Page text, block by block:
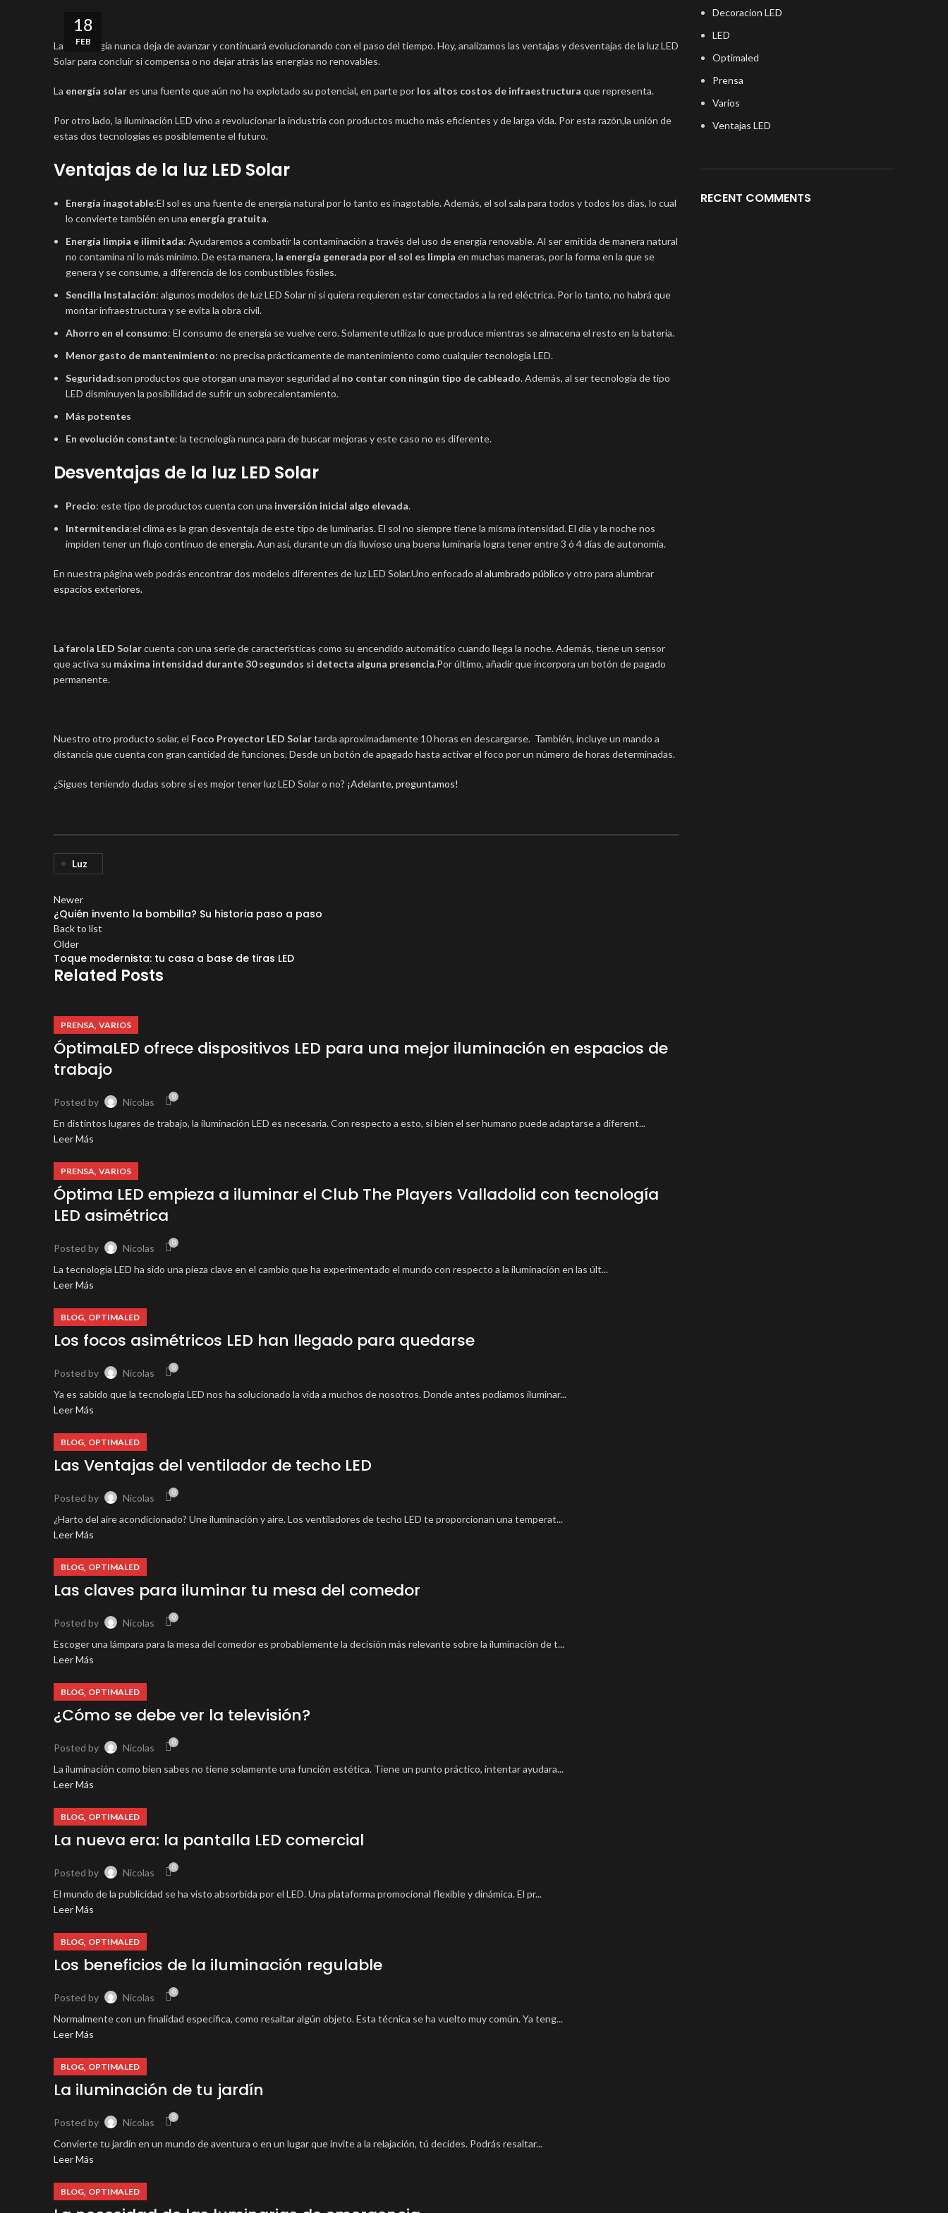
18
FEB
La tecnología nunca deja de avanzar y continuará evolucionando con el paso del tiempo. Hoy, analizamos las ventajas y desventajas de la luz LED
Solar para concluir si compensa o no dejar atrás las energías no renovables.
La energía solares una fuente que aún no ha explotado su potencial, en parte por los altos costos de infraestructura que representa.
Por otro lado, la iluminación LED vino a revolucionar la industria con productos mucho más eficientes y de larga vida. Por esta razón,la unión de
estas dos tecnologías es posiblemente el futuro.
Ventajas de la luz LED Solar
Energía inagotable:El sol es una fuente de energía natural por lo tanto es inagotable. Además, el sol sala para todos y todos los días, lo cual
lo convierte también en una energía gratuita.
Energía limpia e ilimitada: Ayudaremos a combatir la contaminación a través del uso de energía renovable. Al ser emitida de manera natural
no contamina ni lo más mínimo. De esta manera, la energía generada por el sol es limpia en muchas maneras, por la forma en la que se
genera y se consume, a diferencia de los combustibles fósiles.
Sencilla Instalación: algunos modelos de luz LED Solar ni si quiera requieren estar conectados a la red eléctrica. Por lo tanto, no habrá que
montar infraestructura y se evita la obra civil.
Ahorro en el consumo: El consumo de energía se vuelve cero. Solamente utiliza lo que produce mientras se almacena el resto en la batería.
Menor gasto de mantenimiento: no precisa prácticamente de mantenimiento como cualquier tecnología LED.
Seguridad:son productos que otorgan una mayor seguridad al no contar con ningún tipo de cableado. Además, al ser tecnología de tipo
LED disminuyen la posibilidad de sufrir un sobrecalentamiento.
Más potentes
En evolución constante: la tecnología nunca para de buscar mejoras y este caso no es diferente.
Desventajas de la luz LED Solar
Precio: este tipo de productos cuenta con una inversión inicial algo elevada.
Intermitencia:el clima es la gran desventaja de este tipo de luminarias. El sol no siempre tiene la misma intensidad. El día y la noche nos
impiden tener un flujo continuo de energía. Aun así, durante un día lluvioso una buena luminaria logra tener entre 3 ó 4 días de autonomía.
En nuestra página web podrás encontrar dos modelos diferentes de luz LED Solar.Uno enfocado al alumbrado público y otro para alumbrar
espacios exteriores.
La farola LED Solarcuenta con una serie de características como su encendido automático cuando llega la noche. Además, tiene un sensor
que activa su máxima intensidad durante 30 segundos si detecta alguna presencia.Por último, añadir que incorpora un botón de pagado
permanente.
Nuestro otro producto solar, el Foco Proyector LED Solartarda aproximadamente 10 horas en descargarse. También, incluye un mando a
distancia que cuenta con gran cantidad de funciones. Desde un botón de apagado hasta activar el foco por un número de horas determinadas.
¿Sigues teniendo dudas sobre si es mejor tener luz LED Solar o no? ¡Adelante, preguntamos!
Luz
Newer
¿Quién invento la bombilla? Su historia paso a paso
Back to list
Older
Toque modernista: tu casa a base de tiras LED
Related Posts
PRENSA, VARIOS
ÓptimaLED ofrece dispositivos LED para una mejor iluminación en espacios de
trabajo
Posted by Nicolas 0
En distintos lugares de trabajo, la iluminación LED es necesaria. Con respecto a esto, si bien el ser humano puede adaptarse a diferent...
Leer Más
PRENSA, VARIOS
Óptima LED empieza a iluminar el Club The Players Valladolid con tecnología
LED asimétrica
Posted by Nicolas 0
La tecnología LED ha sido una pieza clave en el cambio que ha experimentado el mundo con respecto a la iluminación en las últ...
Leer Más
BLOG, OPTIMALED
Los focos asimétricos LED han llegado para quedarse
Posted by Nicolas 0
Ya es sabido que la tecnología LED nos ha solucionado la vida a muchos de nosotros. Donde antes podíamos iluminar...
Leer Más
BLOG, OPTIMALED
Las Ventajas del ventilador de techo LED
Posted by Nicolas 0
¿Harto del aire acondicionado? Une iluminación y aire. Los ventiladores de techo LED te proporcionan una temperat...
Leer Más
BLOG, OPTIMALED
Las claves para iluminar tu mesa del comedor
Posted by Nicolas 0
Escoger una lámpara para la mesa del comedor es probablemente la decisión más relevante sobre la iluminación de t...
Leer Más
BLOG, OPTIMALED
¿Cómo se debe ver la televisión?
Posted by Nicolas 0
La iluminación como bien sabes no tiene solamente una función estética. Tiene un punto práctico, intentar ayudara...
Leer Más
BLOG, OPTIMALED
La nueva era: la pantalla LED comercial
Posted by Nicolas 0
El mundo de la publicidad se ha visto absorbida por el LED. Una plataforma promocional flexible y dinámica. El pr...
Leer Más
BLOG, OPTIMALED
Los beneficios de la iluminación regulable
Posted by Nicolas 0
Normalmente con un finalidad específica, como resaltar algún objeto. Esta técnica se ha vuelto muy común. Ya teng...
Leer Más
BLOG, OPTIMALED
La iluminación de tu jardín
Posted by Nicolas 0
Convierte tu jardín en un mundo de aventura o en un lugar que invite a la relajación, tú decides. Podrás resaltar...
Leer Más
BLOG, OPTIMALED
Decoracion LED
LED
Optimaled
Prensa
Varios
Ventajas LED
RECENT COMMENTS